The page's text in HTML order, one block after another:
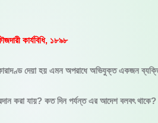
কার্যবিধি, ১৮৯৮
দেয়া হয় এমন অপরাধে অভিযুক্ত একজন
করা যায়? কত দিন পর্যন্ত এর আদেশ বলবৎ থাকে?